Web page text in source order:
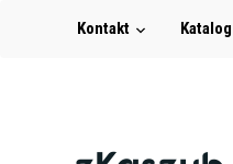
Kontakt